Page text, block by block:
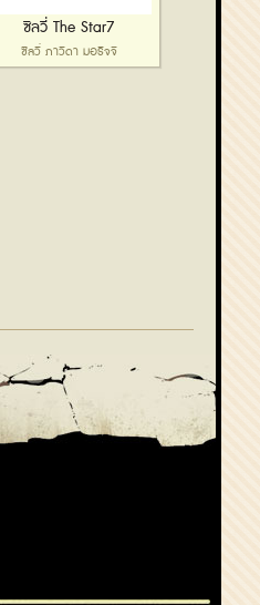
ซิลวี่ The Star7
ซิลวี่ ภาวิดา มอริจจิ